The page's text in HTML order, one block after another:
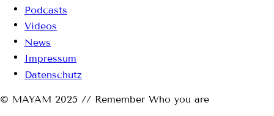
Podcasts
Videos
News
Impressum
Datenschutz
© MAYAM 2025 // Remember Who you are